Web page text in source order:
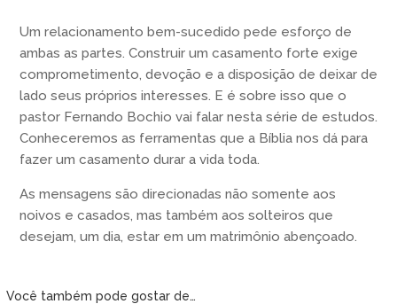
Um relacionamento bem-sucedido pede esforço de
ambas as partes. Construir um casamento forte exige
comprometimento, devoção e a disposição de deixar de
lado seus próprios interesses. E é sobre isso que o
pastor Fernando Bochio vai falar nesta série de estudos.
Conheceremos as ferramentas que a Bíblia nos dá para
fazer um casamento durar a vida toda.
As mensagens são direcionadas não somente aos
noivos e casados, mas também aos solteiros que
desejam, um dia, estar em um matrimônio abençoado.
Você também pode gostar de…